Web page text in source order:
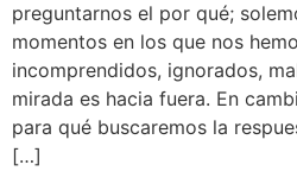
preguntarnos el por qué;
momentos en los que nos
incomprendidos, ignorados,
mirada es hacia fuera. En
para qué buscaremos la
[…]